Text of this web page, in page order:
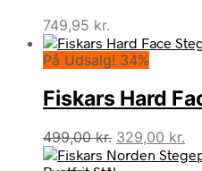
749,95 kr.
På Udsalg! 34%
Fiskars Hard
499,00kr. Den
oprindelige
329,00 kr.